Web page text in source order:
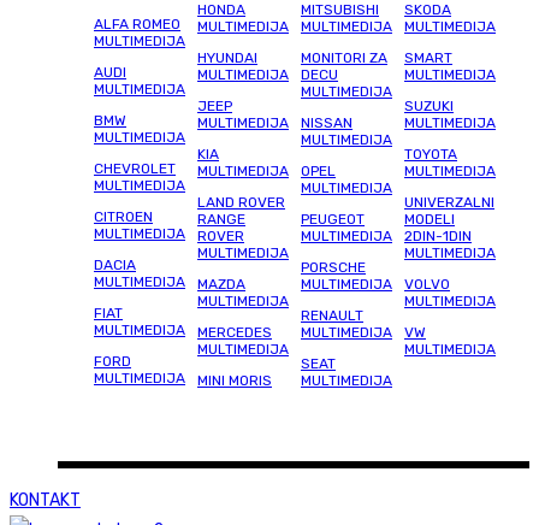
ALFA ROMEO
MULTIMEDIJA
AUDI
MULTIMEDIJA
BMW
MULTIMEDIJA
CHEVROLET
MULTIMEDIJA
CITROEN
MULTIMEDIJA
DACIA
MULTIMEDIJA
FIAT
MULTIMEDIJA
FORD
MULTIMEDIJA
HONDA
MULTIMEDIJA
HYUNDAI
MULTIMEDIJA
JEEP
MULTIMEDIJA
KIA
MULTIMEDIJA
LAND ROVER
RANGE
ROVER
MULTIMEDIJA
MAZDA
MULTIMEDIJA
MERCEDES
MULTIMEDIJA
MINI MORIS
MITSUBISHI
MULTIMEDIJA
MONITORI ZA
DECU
MULTIMEDIJA
NISSAN
MULTIMEDIJA
OPEL
MULTIMEDIJA
PEUGEOT
MULTIMEDIJA
PORSCHE
MULTIMEDIJA
RENAULT
MULTIMEDIJA
SEAT
MULTIMEDIJA
SKODA
MULTIMEDIJA
SMART
MULTIMEDIJA
SUZUKI
MULTIMEDIJA
TOYOTA
MULTIMEDIJA
UNIVERZALNI
MODELI
2DIN-1DIN
MULTIMEDIJA
VOLVO
MULTIMEDIJA
VW
MULTIMEDIJA
KONTAKT